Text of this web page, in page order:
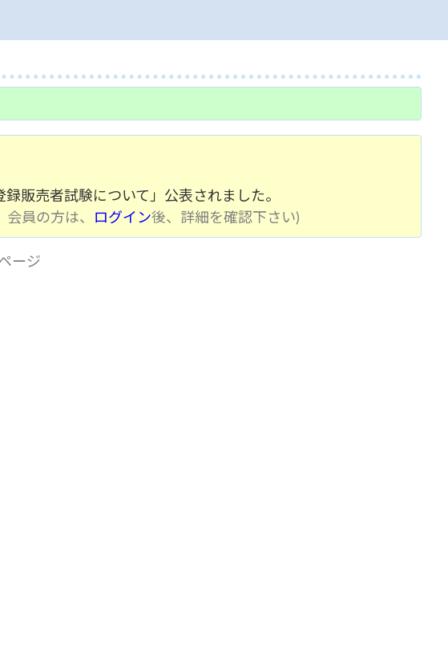
販売者試験について」公表されました。
員の方は、
ログイン後、詳細を確認下さい)
ージ